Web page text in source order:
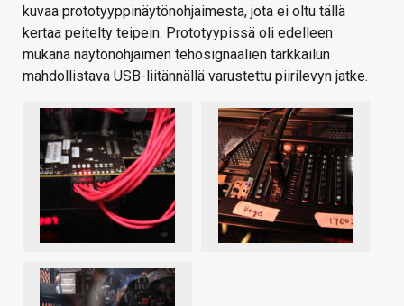
kuvaa prototyyppinäytönohjaimesta, jota ei oltu tällä
kertaa peitelty teipein. Prototyypissä oli edelleen
mukana näytönohjaimen tehosignaalien tarkkailun
mahdollistava USB-liitännällä varustettu piirilevyn jatke.